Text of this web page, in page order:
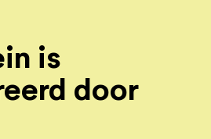
is
door